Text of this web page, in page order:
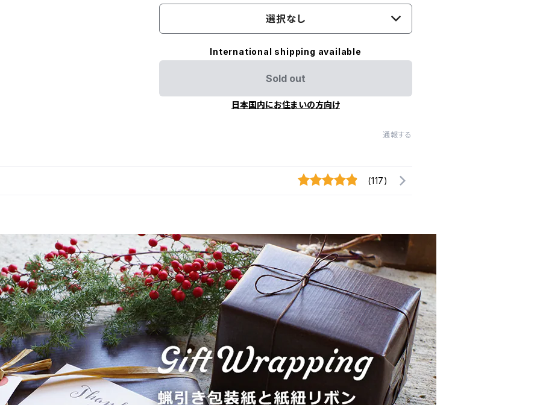
選択なし
International shipping available
Sold out
日本国内にお住まいの方向け
通報する
(117)